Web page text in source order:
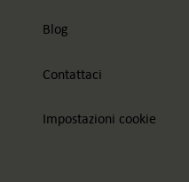
Blog
Contattaci
Impostazioni cookie